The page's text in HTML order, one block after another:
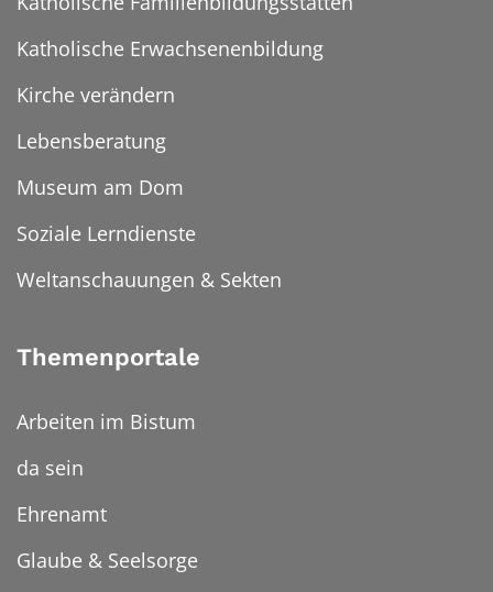
Katholische Erwachsenenbildung
Kirche verändern
Lebensberatung
Museum am Dom
Soziale Lerndienste
Weltanschauungen & Sekten
Themenportale
Arbeiten im Bistum
da sein
Ehrenamt
Glaube & Seelsorge